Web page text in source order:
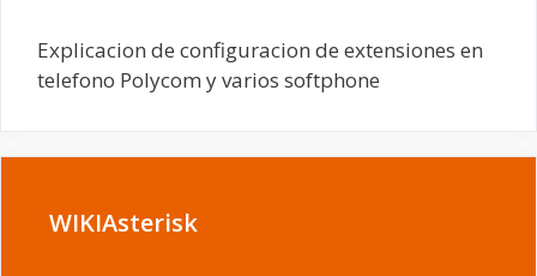
Explicacion de configuracion de extensiones en
telefono Polycom y varios softphone
WIKIAsterisk